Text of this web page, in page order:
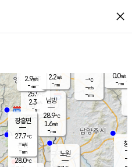
close
양주
25.9℃
2.3
-mm
-℃
-m/s
-mm
창
-
0.0m/s
-mm
은평
28.0℃
노원
남방
28.9℃
1.6m/s
-mm
장흥면
27.7℃
-m/s
-mm
2.9m/s
-mm
2.2m/s
-mm